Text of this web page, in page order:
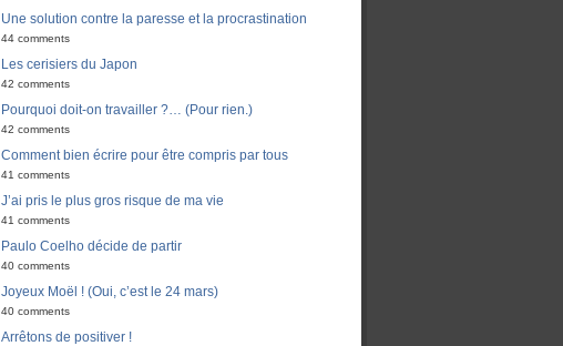
Une solution contre la paresse et la procrastination
44 comments
Les cerisiers du Japon
42 comments
Pourquoi doit-on travailler ?… (Pour rien.)
42 comments
Comment bien écrire pour être compris par tous
41 comments
J’ai pris le plus gros risque de ma vie
41 comments
Paulo Coelho décide de partir
40 comments
Joyeux Moël ! (Oui, c’est le 24 mars)
40 comments
Arrêtons de positiver !